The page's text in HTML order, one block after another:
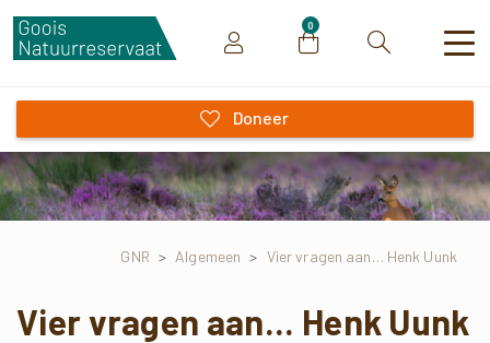
0
Zoeken
Doneer
GNR > Algemeen > Vier vragen aan… Henk Uunk
Vier vragen aan... Henk Uunk